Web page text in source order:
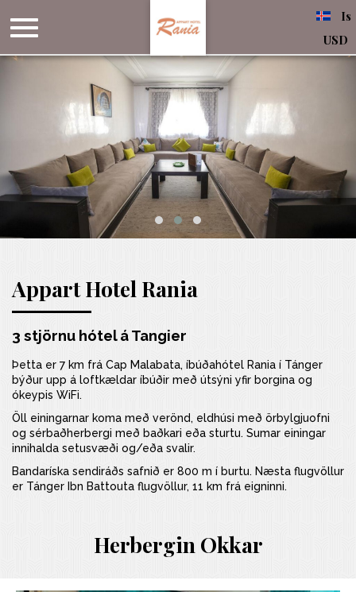
Is
USD
Appart Hotel Rania
3 stjörnu hótel á Tangier
Þetta er 7 km frá Cap Malabata, íbúðahótel Rania í Tánger
býður upp á loftkældar íbúðir með útsýni yfir borgina og
ókeypis WiFi.
Öll einingarnar koma með verönd, eldhúsi með örbylgjuofni
og sérbaðherbergi með baðkari eða sturtu. Sumar einingar
innihalda setusvæði og/eða svalir.
Bandaríska sendiráðs safnið er 800 m í burtu. Næsta flugvöllur
er Tánger Ibn Battouta flugvöllur, 11 km frá eigninni.
Herbergin Okkar